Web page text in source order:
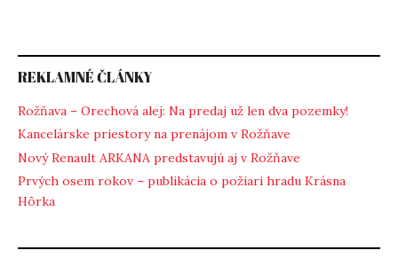
REKLAMNÉ ČLÁNKY
Rožňava – Orechová alej: Na predaj už len dva pozemky!
Kancelárske priestory na prenájom v Rožňave
Nový Renault ARKANA predstavujú aj v Rožňave
Prvých osem rokov – publikácia o požiari hradu Krásna
Hôrka